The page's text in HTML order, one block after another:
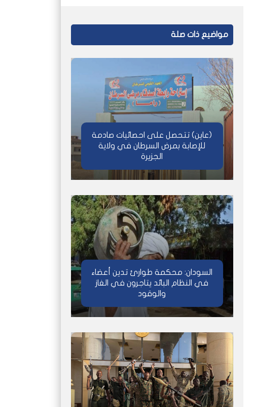
مواضيع ذات صلة
(عاين) تتحصل على احصائيات صادمة
للإصابة بمرض السرطان في ولاية
الجزيرة
السودان: محكمة طوارئ تدين أعضاء
في النظام البائد يتاجرون في الغاز
والوقود